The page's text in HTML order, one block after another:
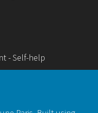
- Self-help